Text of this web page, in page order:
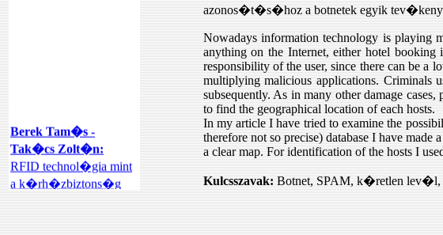
Berek Tam�s -
Tak�cs Zolt�n:
RFID technol�gia mint
a k�rh�zbiztons�g
ter�let�n
megval�sul�
int�zm�nyi rend
azonos�t�s�hoz a botnetek egyik
Nowadays information technology is playing
anything on the Internet, either hotel
responsibility of the user, since there can be a
multiplying malicious applications. Criminals
subsequently. As in many other damage
to find the geographical location of each hosts.
In my article I have tried to examine the
therefore not so precise) database I have
a clear map. For identification of the hosts I
Kulcsszavak:Botnet, SPAM, k�retlen lev�l,